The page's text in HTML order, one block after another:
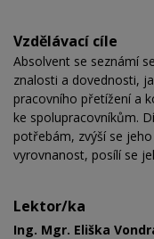
Vzdělávací cíle
Absolvent se seznámí
znalosti a dovednosti,
pracovního přetížení a
ke spolupracovníkům.
potřebám, zvýší se
vyrovnanost, posílí se
Lektor/ka
Ing. Mgr. Eliška